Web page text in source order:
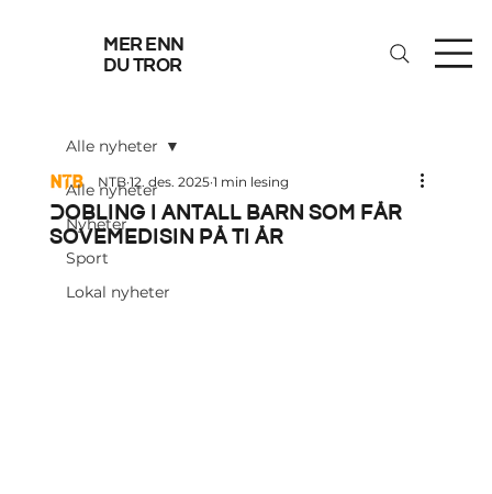
mer enn
du tror
Alle nyheter
Nyheter
Sport
Lokal nyheter
Alle nyheter
Dobling i antall barn som får
sovemedisin på ti år
NTB 12. des. 2025 1 min lesing